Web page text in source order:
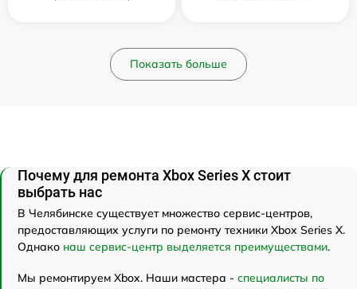
Показать больше
Почему для ремонта Xbox Series X стоит
выбрать нас
В Челябинске существует множество сервис-центров,
предоставляющих услуги по ремонту техники Xbox Series X.
Однако наш сервис-центр выделяется преимуществами.
Мы ремонтируем Xbox. Наши мастера - специалисты по